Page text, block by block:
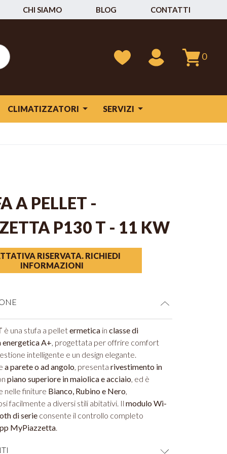
CHI SIAMO BLOG CONTATTI
0
CLIMATIZZATORI SERVIZI
A PELLET -
P130 T - 11 KW
RISERVATA. RICHIEDI
INFORMAZIONI
è una stufa a pelletermetica inclasse di
A+, progettata per offrire comfort
intelligente e un design elegante.
a parete o ad angolo, presentarivestimento in
piano superiore in maiolica e acciaio, ed è
nelle finiture Bianco, Rubino e Nero,
facilmente a diversi stili abitativi. Ilmodulo Wi-
di serie consente il controllo completo
MyPiazzetta.